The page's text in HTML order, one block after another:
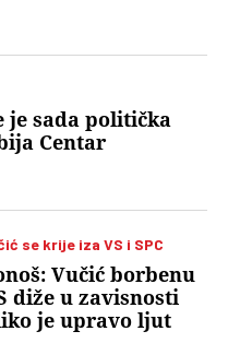
je sada politička
Centar
se krije iza VS i SPC
Vučić borbenu
diže u zavisnosti
je upravo ljut